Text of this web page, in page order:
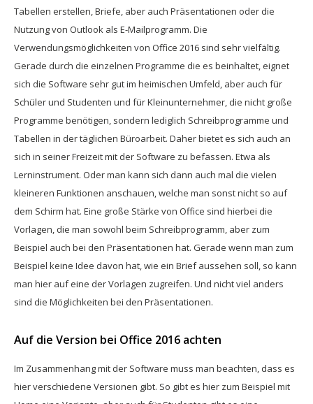
Tabellen erstellen, Briefe, aber auch Präsentationen oder die
Nutzung von Outlook als E-Mailprogramm. Die
Verwendungsmöglichkeiten von Office 2016 sind sehr vielfältig.
Gerade durch die einzelnen Programme die es beinhaltet, eignet
sich die Software sehr gut im heimischen Umfeld, aber auch für
Schüler und Studenten und für Kleinunternehmer, die nicht große
Programme benötigen, sondern lediglich Schreibprogramme und
Tabellen in der täglichen Büroarbeit. Daher bietet es sich auch an
sich in seiner Freizeit mit der Software zu befassen. Etwa als
Lerninstrument. Oder man kann sich dann auch mal die vielen
kleineren Funktionen anschauen, welche man sonst nicht so auf
dem Schirm hat. Eine große Stärke von Office sind hierbei die
Vorlagen, die man sowohl beim Schreibprogramm, aber zum
Beispiel auch bei den Präsentationen hat. Gerade wenn man zum
Beispiel keine Idee davon hat, wie ein Brief aussehen soll, so kann
man hier auf eine der Vorlagen zugreifen. Und nicht viel anders
sind die Möglichkeiten bei den Präsentationen.
Auf die Version bei Office 2016 achten
Im Zusammenhang mit der Software muss man beachten, dass es
hier verschiedene Versionen gibt. So gibt es hier zum Beispiel mit